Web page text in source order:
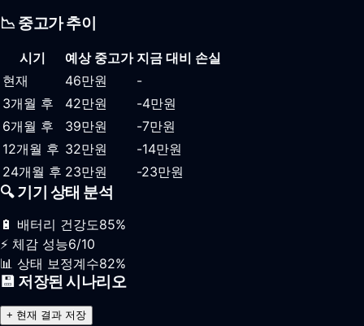
📉 중고가 추이
시기 예상 중고가 지금 대비 손실
현재
46만원
-
3개월 후
42만원
-4만원
6개월 후
39만원
-7만원
12개월 후 32만원
-14만원
24개월 후 23만원 -23만원
🔍 기기 상태 분석
🔋 배터리 건강도85%
⚡ 체감 성능6/10
📊 상태 보정계수82%
💾 저장된 시나리오
+ 현재 결과 저장